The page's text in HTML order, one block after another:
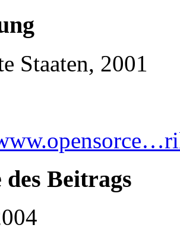
Staaten, 2001
Beitrags